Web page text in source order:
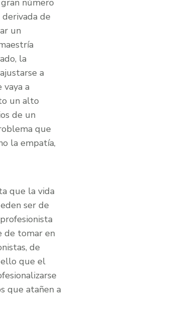
número
de
un
la
a
a
un alto
de un
que
la empatía,
que la vida
ser de
de tomar en
de
ello que el
que atañen a